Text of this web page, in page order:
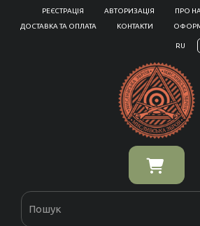
РЕЄСТРАЦІЯ АВТОРИЗАЦІЯ
ПРО
ДОСТАВКА ТА ОПЛАТА
КОНТАКТИ
RU